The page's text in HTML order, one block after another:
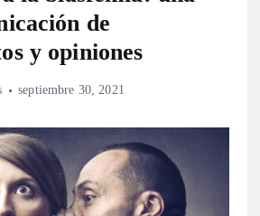
de
y opiniones
septiembre 30, 2021